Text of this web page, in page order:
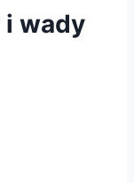
i wady